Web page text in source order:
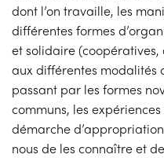
dont l’on travaille, les
différentes formes
et solidaire (coopératives,
aux différentes modalités
passant par les formes
communs, les
démarche
nous de les connaître et